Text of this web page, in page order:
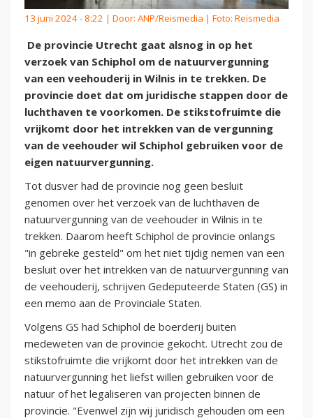
13 juni 2024 - 8:22 | Door: ANP/Reismedia | Foto: Reismedia
De provincie Utrecht gaat alsnog in op het
verzoek van Schiphol om de natuurvergunning
van een veehouderij in Wilnis in te trekken. De
provincie doet dat om juridische stappen door de
luchthaven te voorkomen. De stikstofruimte die
vrijkomt door het intrekken van de vergunning
van de veehouder wil Schiphol gebruiken voor de
eigen natuurvergunning.
Tot dusver had de provincie nog geen besluit
genomen over het verzoek van de luchthaven de
natuurvergunning van de veehouder in Wilnis in te
trekken. Daarom heeft Schiphol de provincie onlangs
"in gebreke gesteld" om het niet tijdig nemen van een
besluit over het intrekken van de natuurvergunning van
de veehouderij, schrijven Gedeputeerde Staten (GS) in
een memo aan de Provinciale Staten.
Volgens GS had Schiphol de boerderij buiten
medeweten van de provincie gekocht. Utrecht zou de
stikstofruimte die vrijkomt door het intrekken van de
natuurvergunning het liefst willen gebruiken voor de
natuur of het legaliseren van projecten binnen de
provincie. "Evenwel zijn wij juridisch gehouden om een